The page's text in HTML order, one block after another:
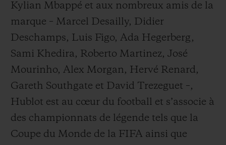
Kylian Mbappé et aux nombreux amis de la
marque – Marcel Desailly, Didier
Deschamps, Luis Figo, Ada Hegerberg,
Sami Khedira, Roberto Martinez, José
Mourinho, Alex Morgan, Hervé Renard,
Gareth Southgate et David Trezeguet –,
Hublot est au cœur du football et s’associe à
des championnats de légende tels que la
Coupe du Monde de la FIFA ainsi que